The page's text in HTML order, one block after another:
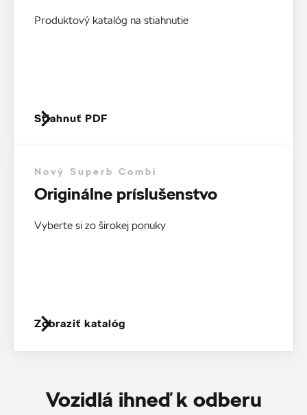
Produktový katalóg na stiahnutie
Stiahnuť PDF
Nový Superb Combi
Originálne príslušenstvo
Vyberte si zo širokej ponuky
Zobraziť katalóg
Vozidlá ihneď k odberu